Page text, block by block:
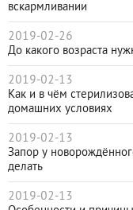
вскармливании
2019-02-26
До какого возраста
2019-02-13
Как и в чём
домашних условиях
2019-02-13
Запор у
делать
2019-02-13